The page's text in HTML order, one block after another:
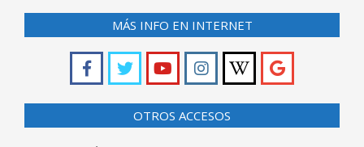
MÁS INFO EN INTERNET
OTROS ACCESOS